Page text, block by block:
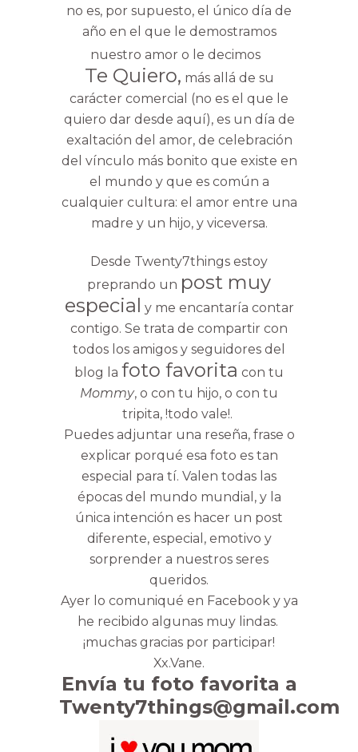
no es, por supuesto, el único día de
año en el que le demostramos
nuestro amor o le decimos
Te Quiero, más allá de su
carácter comercial (no es el que le
quiero dar desde aquí), es un día de
exaltación del amor, de celebración
del vínculo más bonito que existe en
el mundo y que es común a
cualquier cultura: el amor entre una
madre y un hijo, y viceversa.
Desde Twenty7things estoy
preprando un post muy
especial y me encantaría contar
contigo. Se trata de compartir con
todos los amigos y seguidores del
blog la foto favorita con tu
Mommy, o con tu hijo, o con tu
tripita, !todo vale!.
Puedes adjuntar una reseña, frase o
explicar porqué esa foto es tan
especial para tí. Valen todas las
épocas del mundo mundial, y la
única intención es hacer un post
diferente, especial, emotivo y
sorprender a nuestros seres
queridos.
Ayer lo comuniqué en Facebook y ya
he recibido algunas muy lindas.
¡muchas gracias por participar!
Xx.Vane.
Envía tu foto favorita a
Twenty7things@gmail.com